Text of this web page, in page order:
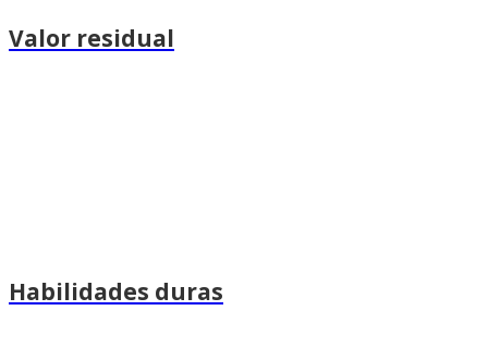
Valor residual
Habilidades duras